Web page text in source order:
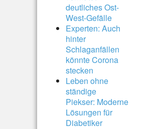
deutliches Ost-
West-Gefälle
Experten: Auch
hinter
Schlaganfällen
könnte Corona
stecken
Leben ohne
ständige
Piekser: Moderne
Lösungen für
Diabetiker